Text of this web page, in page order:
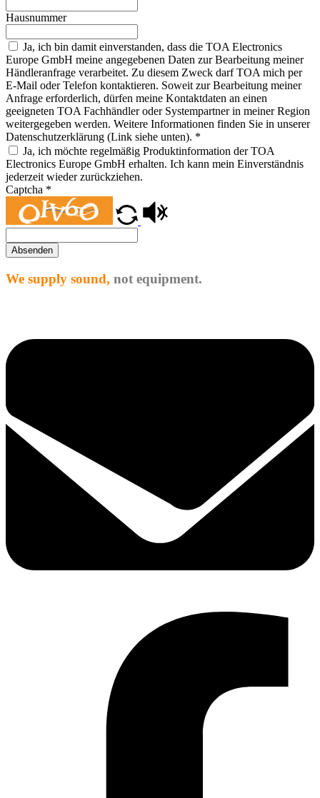
Hausnummer
Ja, ich bin damit einverstanden, dass die TOA Electronics
Europe GmbH meine angegebenen Daten zur Bearbeitung meiner
Händleranfrage verarbeitet. Zu diesem Zweck darf TOA mich per
E-Mail oder Telefon kontaktieren. Soweit zur Bearbeitung meiner
Anfrage erforderlich, dürfen meine Kontaktdaten an einen
geeigneten TOA Fachhändler oder Systempartner in meiner Region
weitergegeben werden. Weitere Informationen finden Sie in unserer
Datenschutzerklärung (Link siehe unten). *
Ja, ich möchte regelmäßig Produktinformation der TOA
Electronics Europe GmbH erhalten. Ich kann mein Einverständnis
jederzeit wieder zurückziehen.
Captcha *
Absenden
We supply sound, not equipment.